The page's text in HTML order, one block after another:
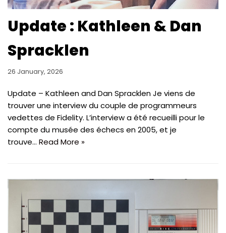
Update : Kathleen & Dan
Spracklen
26 January, 2026
Update – Kathleen and Dan Spracklen Je viens de
trouver une interview du couple de programmeurs
vedettes de Fidelity. L’interview a été recueilli pour le
compte du musée des échecs en 2005, et je
trouve… Read More »